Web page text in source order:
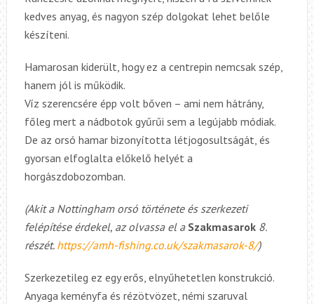
kedves anyag, és nagyon szép dolgokat lehet belőle
készíteni.
Hamarosan kiderült, hogy ez a centrepin nemcsak szép,
hanem jól is működik.
Víz szerencsére épp volt bőven – ami nem hátrány,
főleg mert a nádbotok gyűrűi sem a legújabb módiak.
De az orsó hamar bizonyította létjogosultságát, és
gyorsan elfoglalta előkelő helyét a
horgászdobozomban.
(Akit a Nottingham orsó története és szerkezeti
felépítése érdekel, az olvassa el a Szakmasarok8.
részét. https://amh-fishing.co.uk/szakmasarok-8/)
Szerkezetileg ez egy erős, elnyűhetetlen konstrukció.
Anyaga keményfa és rézötvözet, némi szaruval